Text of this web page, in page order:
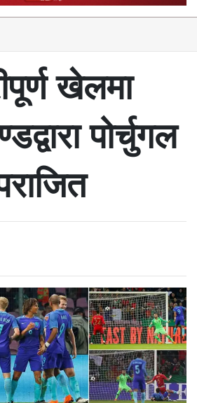
खेलमा
पोर्चुगल